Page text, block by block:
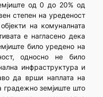
од 0 до 20% од
степен на уреденост
на комуналната
е нагласено дека
било уредено на
односно не било
инфраструктура и
да врши наплата на
земјиште што